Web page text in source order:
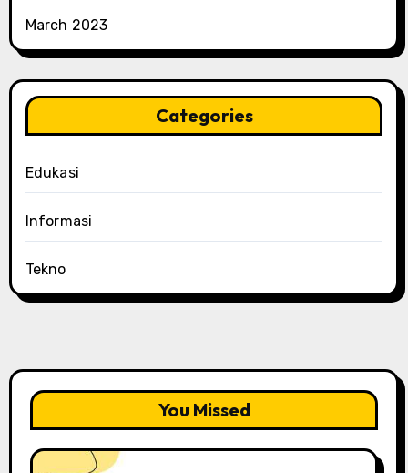
March 2023
Categories
Edukasi
Informasi
Tekno
You Missed